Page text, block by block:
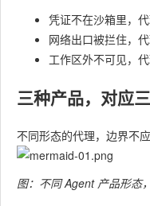
凭证不在沙箱里，代
网络出口被拦住，代
工作区外不可见，
三种产品，对应
不同形态的代理，边界不应
图：不同 Agent 产品形态